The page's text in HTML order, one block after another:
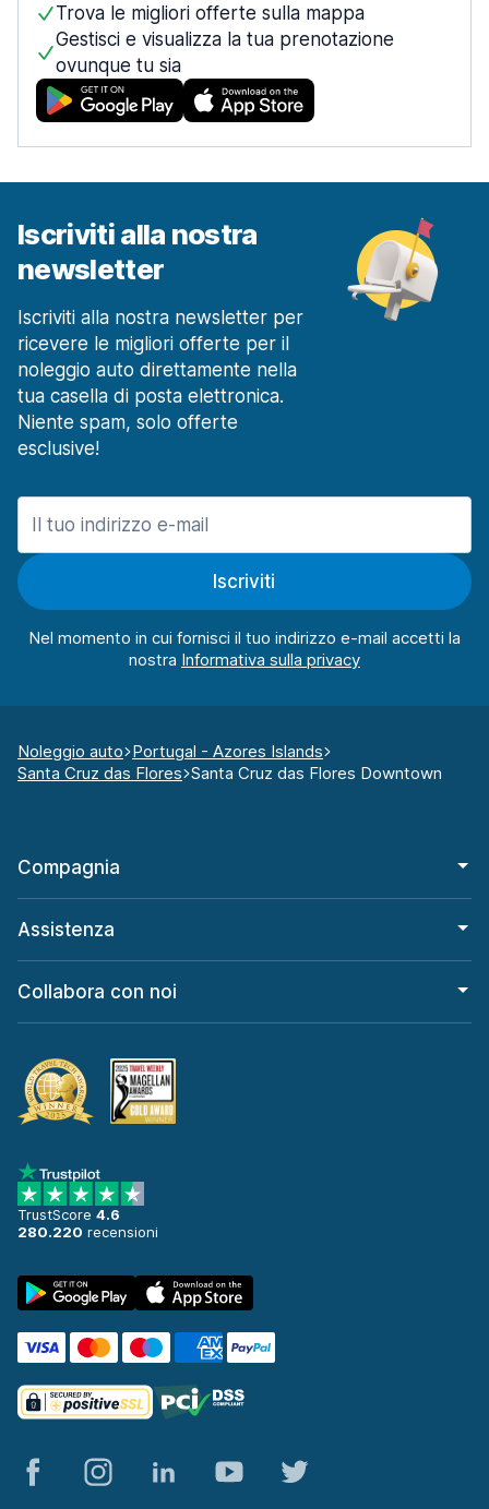
Trova le migliori offerte sulla mappa
Gestisci e visualizza la tua prenotazione
ovunque tu sia
Iscriviti alla nostra
newsletter
Iscriviti alla nostra newsletter per
ricevere le migliori offerte per il
noleggio auto direttamente nella
tua casella di posta elettronica.
Niente spam, solo offerte
esclusive!
Iscriviti
Nel momento in cui fornisci il tuo indirizzo e-mail accetti la
nostra
Noleggio auto Portugal - Azores Islands
Santa Cruz das Flores Santa Cruz das Flores Downtown
Compagnia
Assistenza
Collabora con noi
TrustScore 4.6
280.220 recensioni